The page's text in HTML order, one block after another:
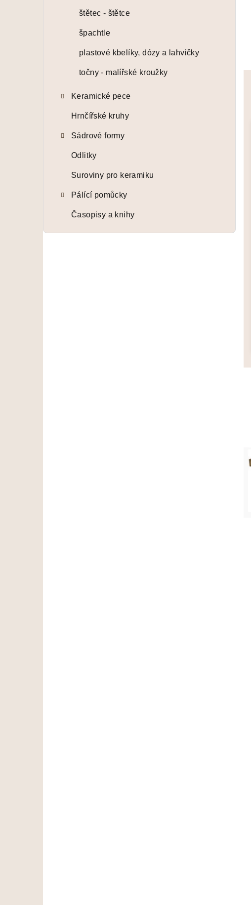
štětec - štětce
špachtle
plastové kbelíky, dózy a lahvičky
točny - malířské kroužky
Keramické pece
Hrnčířské kruhy
Sádrové formy
Odlitky
Suroviny pro keramiku
Pálící pomůcky
Časopisy a knihy